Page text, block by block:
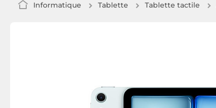
Informatique Tablette Tablette tactile